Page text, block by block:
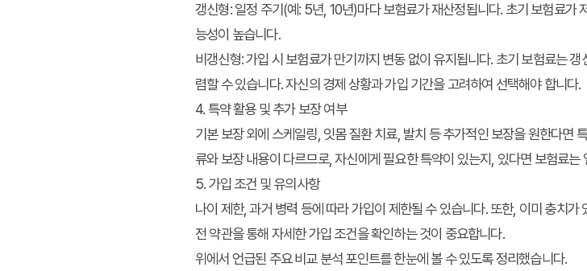
갱신형:일정 주기(예: 5년, 10년)마다 보험료가 재산정됩니다. 초기 보험료가
능성이 높습니다.
비갱신형:가입 시 보험료가 만기까지 변동 없이 유지됩니다. 초기 보험료는
렴할 수 있습니다. 자신의 경제 상황과 가입 기간을 고려하여 선택해야 합니다.
4. 특약 활용 및 추가 보장 여부
기본 보장 외에 스케일링, 잇몸 질환 치료, 발치 등 추가적인 보장을 원한다면
류와 보장 내용이 다르므로, 자신에게 필요한 특약이 있는지, 있다면 보험료는
5. 가입 조건 및 유의사항
나이 제한, 과거 병력 등에 따라 가입이 제한될 수 있습니다. 또한, 이미 충치
전 약관을 통해 자세한 가입 조건을 확인하는 것이 중요합니다.
위에서 언급된 주요 비교 분석 포인트를 한눈에 볼 수 있도록 정리했습니다.